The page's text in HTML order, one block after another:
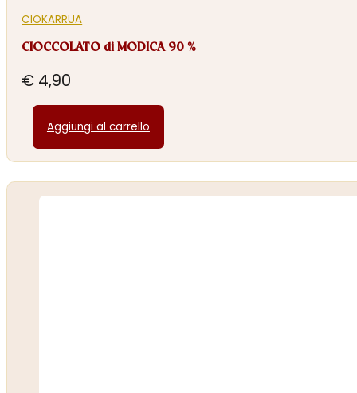
CIOKARRUA
CIOCCOLATO di MODICA 90 %
€ 4,90
Aggiungi al carrello